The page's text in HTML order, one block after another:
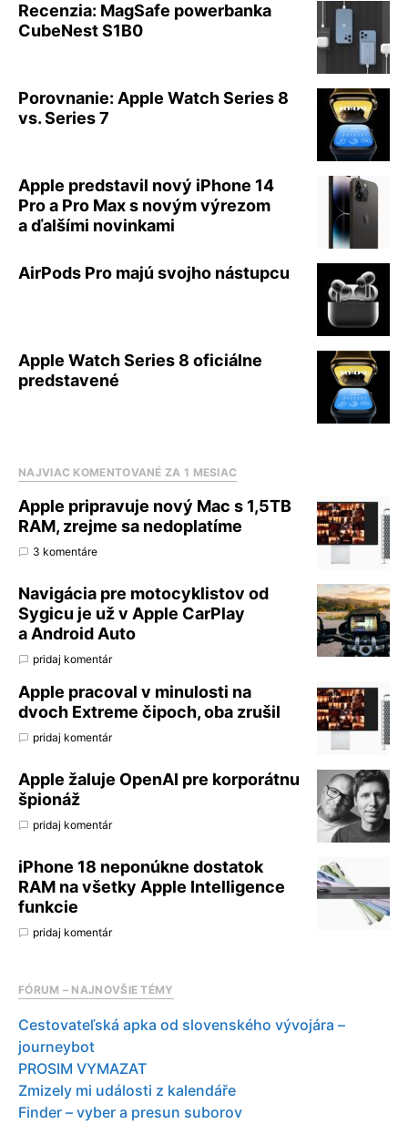
Recenzia: MagSafe powerbanka
CubeNest S1B0
Porovnanie: Apple Watch Series 8
vs. Series 7
Apple predstavil nový iPhone 14
Pro a Pro Max s novým výrezom
a ďalšími novinkami
AirPods Pro majú svojho nástupcu
Apple Watch Series 8 oficiálne
predstavené
NAJVIAC KOMENTOVANÉ ZA 1 MESIAC
Apple pripravuje nový Mac s 1,5TB
RAM, zrejme sa nedoplatíme
3 komentáre
Navigácia pre motocyklistov od
Sygicu je už v Apple CarPlay
a Android Auto
pridaj komentár
Apple pracoval v minulosti na
dvoch Extreme čipoch, oba zrušil
pridaj komentár
Apple žaluje OpenAI pre korporátnu
špionáž
pridaj komentár
iPhone 18 neponúkne dostatok
RAM na všetky Apple Intelligence
funkcie
pridaj komentár
FÓRUM – NAJNOVŠIE TÉMY
Cestovateľská apka od slovenského vývojára –
journeybot
PROSIM VYMAZAT
Zmizely mi události z kalendáře
Finder – vyber a presun suborov